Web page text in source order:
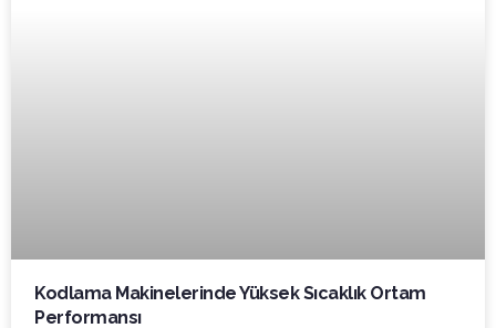
Kodlama Makinelerinde Yüksek Sıcaklık Ortam
Performansı